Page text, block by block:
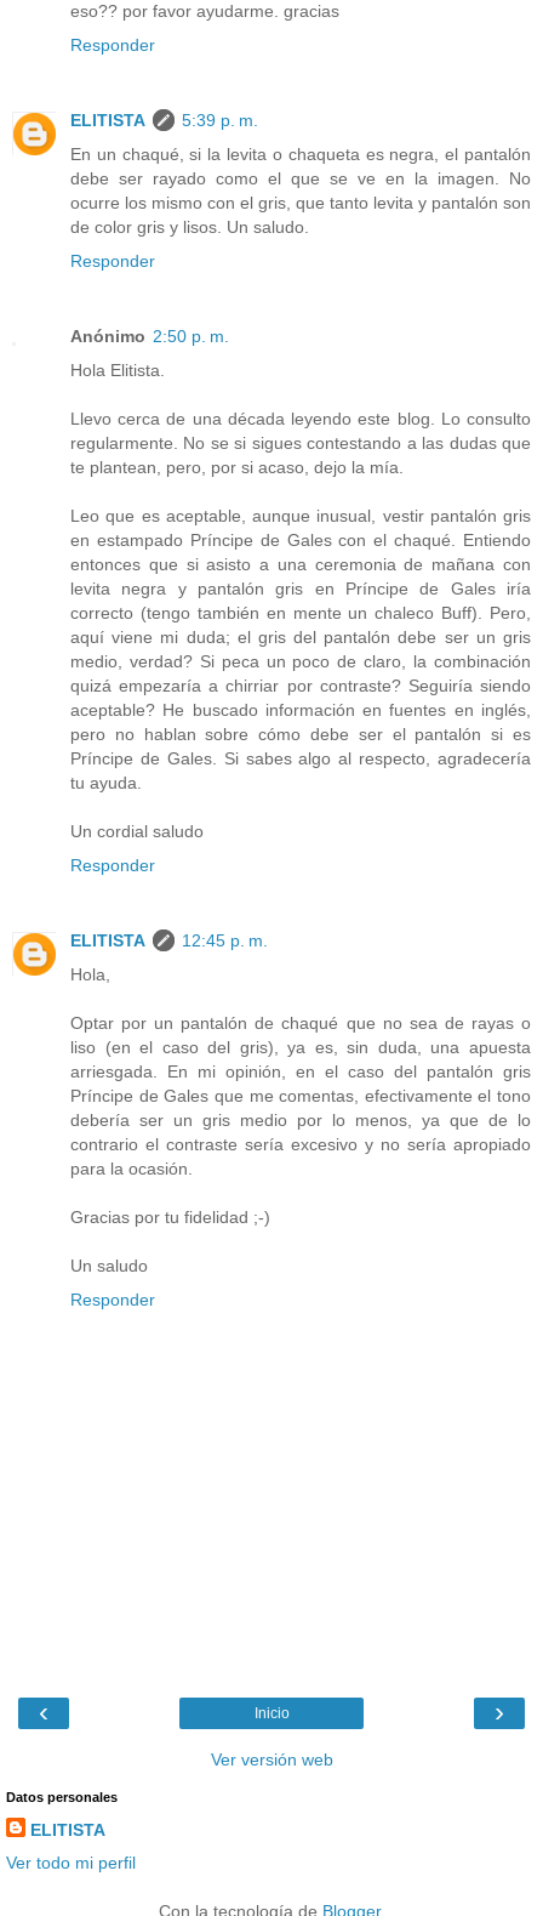
eso?? por favor ayudarme. gracias
Responder
ELITISTA
5:39 p. m.
En un chaqué, si la levita o chaqueta es negra, el pantalón
debe ser rayado como el que se ve en la imagen. No
ocurre los mismo con el gris, que tanto levita y pantalón son
de color gris y lisos. Un saludo.
Responder
Anónimo 2:50 p. m.
Hola Elitista.
Llevo cerca de una década leyendo este blog. Lo consulto
regularmente. No se si sigues contestando a las dudas que
te plantean, pero, por si acaso, dejo la mía.
Leo que es aceptable, aunque inusual, vestir pantalón gris
en estampado Príncipe de Gales con el chaqué. Entiendo
entonces que si asisto a una ceremonia de mañana con
levita negra y pantalón gris en Príncipe de Gales iría
correcto (tengo también en mente un chaleco Buff). Pero,
aquí viene mi duda; el gris del pantalón debe ser un gris
medio, verdad? Si peca un poco de claro, la combinación
quizá empezaría a chirriar por contraste? Seguiría siendo
aceptable? He buscado información en fuentes en inglés,
pero no hablan sobre cómo debe ser el pantalón si es
Príncipe de Gales. Si sabes algo al respecto, agradecería
tu ayuda.
Un cordial saludo
Responder
ELITISTA
12:45 p. m.
Hola,
Optar por un pantalón de chaqué que no sea de rayas o
liso (en el caso del gris), ya es, sin duda, una apuesta
arriesgada. En mi opinión, en el caso del pantalón gris
Príncipe de Gales que me comentas, efectivamente el tono
debería ser un gris medio por lo menos, ya que de lo
contrario el contraste sería excesivo y no sería apropiado
para la ocasión.
Gracias por tu fidelidad ;-)
Un saludo
Responder
‹ ›
Inicio
Ver versión web
Datos personales
ELITISTA
Ver todo mi perfil
Con la tecnología de Blogger.